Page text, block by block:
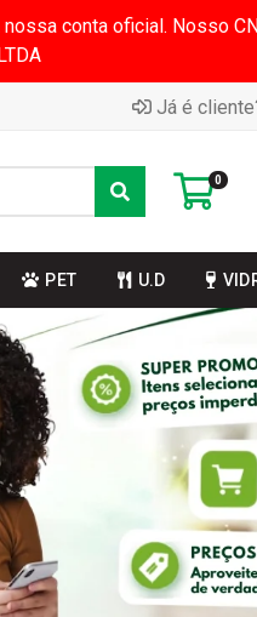
conta oficial. Nosso
Já é
0
PET U.D